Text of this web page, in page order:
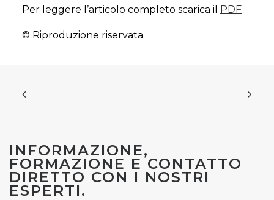
Per leggere l’articolo completo scarica il PDF
© Riproduzione riservata
INFORMAZIONE,
FORMAZIONE E CONTATTO
DIRETTO CON I NOSTRI
ESPERTI.